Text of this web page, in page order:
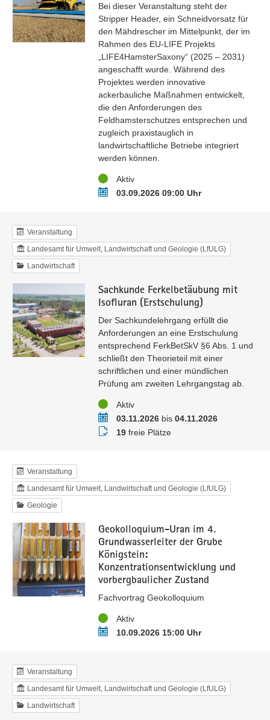
Bei dieser Veranstaltung steht der
Stripper Header, ein Schneidvorsatz für
den Mähdrescher im Mittelpunkt, der im
Rahmen des EU-LIFE Projekts
„LIFE4HamsterSaxony“ (2025 – 2031)
angeschafft wurde. Während des
Projektes werden innovative
ackerbauliche Maßnahmen entwickelt,
die den Anforderungen des
Feldhamsterschutzes entsprechen und
zugleich praxistauglich in
landwirtschaftliche Betriebe integriert
werden können.
StatusAktiv
Termin03.09.2026 09:00 Uhr
Veranstaltung
Landesamt für Umwelt, Landwirtschaft und Geologie (LfULG)
Landwirtschaft
Sachkunde Ferkelbetäubung mit
Isofluran (Erstschulung)
Der Sachkundelehrgang erfüllt die
Anforderungen an eine Erstschulung
entsprechend FerkBetSkV §6 Abs. 1 und
schließt den Theorieteil mit einer
schriftlichen und einer mündlichen
Prüfung am zweiten Lehrgangstag ab.
StatusAktiv
Termin03.11.2026bis 04.11.2026
Buchungsstatus
19freie Plätze
Veranstaltung
Landesamt für Umwelt, Landwirtschaft und Geologie (LfULG)
Geologie
Geokolloquium-Uran im 4.
Grundwasserleiter der Grube
Königstein:
Konzentrationsentwicklung und
vorbergbaulicher Zustand
Fachvortrag Geokolloquium
StatusAktiv
Termin10.09.2026 15:00 Uhr
Veranstaltung
Landesamt für Umwelt, Landwirtschaft und Geologie (LfULG)
Landwirtschaft